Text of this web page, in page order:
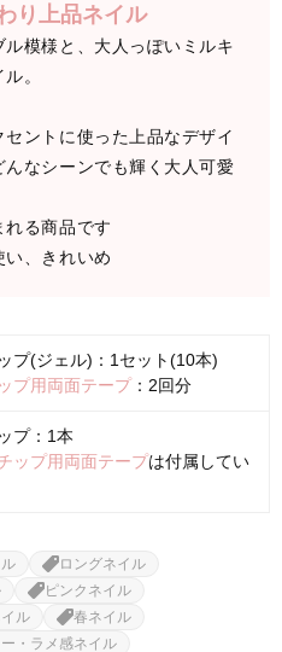
り上品ネイル
模様と、大人っぽいミルキ
。
ントに使った上品なデザイ
なシーンでも輝く大人可愛
る商品です
い、きれいめ
プ(ジェル)：1セット(10本)
プ用両面テープ：2回分
プ：1本
ップ用両面テープは付属してい
ロングネイル
ピンクネイル
ル
春ネイル
・ラメ感ネイル